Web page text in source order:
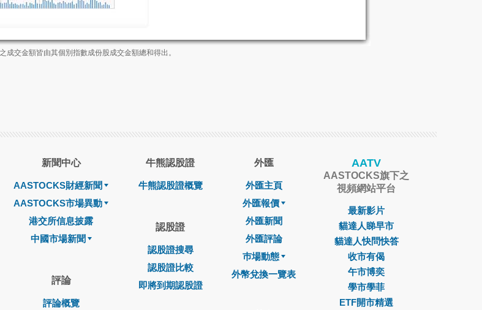
交金額皆由其個別指數成份股成交金額總和得出。
新聞中心
AASTOCKS財經新聞
AASTOCKS市場異動
港交所信息披露
中國市場新聞
評論
評論概覽
牛熊認股證
牛熊認股證概覽
認股證
認股證搜尋
認股證比較
即將到期認股證
外匯
外匯主頁
外匯報價
外匯新聞
外匯評論
巿場動態
外幣兌換一覽表
AATV
AASTOCKS旗下之
視頻網站平台
最新影片
貓達人睇早市
貓達人快問快答
收市有偈
午市博奕
學市學菲
ETF開市精選